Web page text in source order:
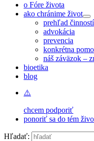
o Fóre života
ako chránime život
prehľad činností
advokácia
prevencia
konkrétna
náš záväzok –
bioetika
blog
chcem podporiť
ponoriť sa do tém
Hľadať: